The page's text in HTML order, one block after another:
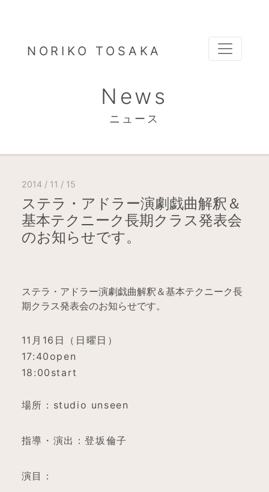
NORIKO TOSAKA
News
ニュース
2014 / 11 / 15
ステラ・アドラー演劇戯曲解釈＆
基本テクニーク長期クラス発表会
のお知らせです。
ステラ・アドラー演劇戯曲解釈＆基本テクニーク長
期クラス発表会のお知らせです。
11月16日（日曜日）
17:40open
18:00start
場所：studio unseen
指導・演出：登坂倫子
演目：